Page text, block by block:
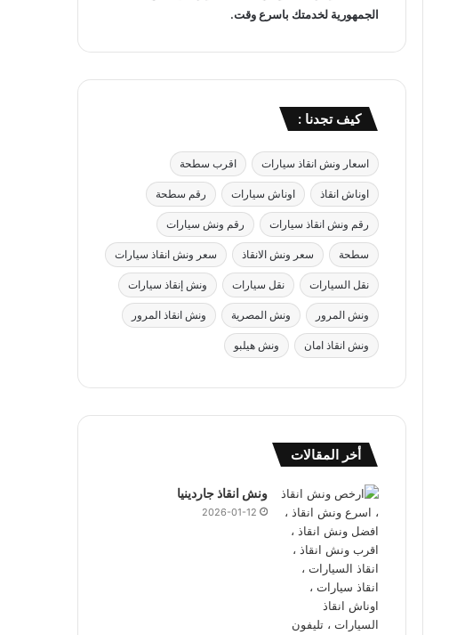
الجمهورية لخدمتك باسرع وقت.
كيف تجدنا :
اسعار ونش انقاذ سيارات اقرب سطحة
اوناش انقاذ اوناش سيارات رقم سطحة
رقم ونش انقاذ سيارات رقم ونش سيارات
سطحة سعر ونش الانقاذ سعر ونش انقاذ سيارات
نقل السيارات نقل سيارات ونش إنقاذ سيارات
ونش المرور ونش المصرية ونش انقاذ المرور
ونش انقاذ امان ونش هيلبو
أخر المقالات
ونش انقاذ جاردينيا
2026-01-12